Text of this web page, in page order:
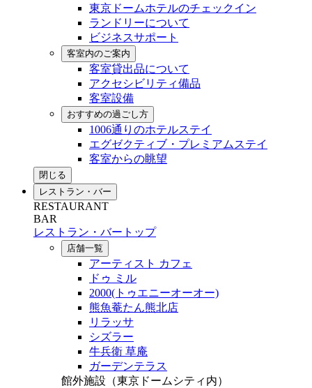
東京ドームホテルのチェックイン
ランドリーについて
ビジネスサポート
客室内のご案内
客室貸出品について
アクセシビリティ備品
客室設備
おすすめの過ごし方
1006通りのホテルステイ
エグゼクティブ・プレミアムステイ
客室からの眺望
閉じる
レストラン・バー
RESTAURANT
BAR
レストラン・バートップ
店舗一覧
アーティスト カフェ
ドゥ ミル
2000(トゥエニーオーオー)
熊魚菴たん熊北店
リラッサ
シズラー
牛兵衛 草庵
ガーデンテラス
館外施設（東京ドームシティ内）